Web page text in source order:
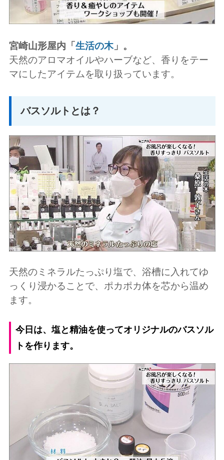
宮崎山形屋内「生活の木」。
天然のアロマオイルやハーブなど、香りをテー
マにしたアイテムを取り扱っています。
バスソルトとは？
天然のミネラルたっぷり塩で、浴槽に入れてゆ
っくり浸かることで、ポカポカ体を芯から温め
ます。
今日は、塩と精油を使ってオリジナルのバスソル
トを作ります。